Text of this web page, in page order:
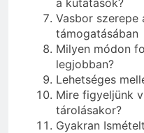
Vasbor szerepe
támogatásában
Milyen módon
legjobban?
Lehetséges
Mire figyeljünk
tárolásakor?
Gyakran